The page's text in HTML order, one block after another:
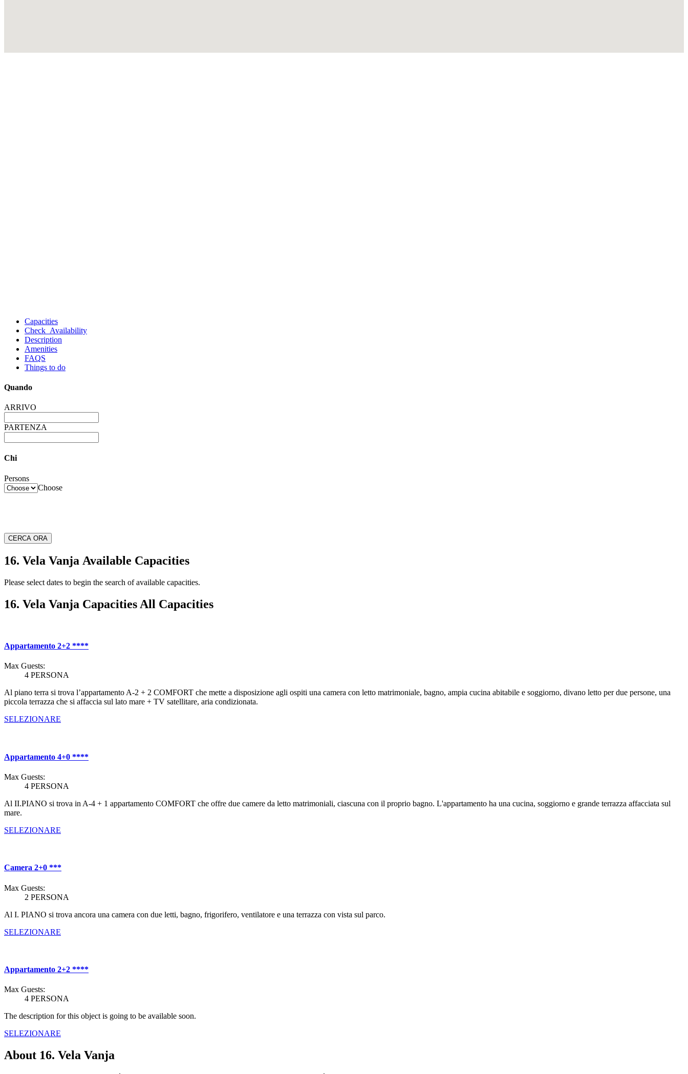
Capacities
Check Availability
Description
Amenities
FAQS
Things to do
Quando
ARRIVO
PARTENZA
Chi
Persons
Choose
CERCA ORA
16. Vela Vanja Available Capacities
Please select dates to begin the search of available capacities.
16. Vela Vanja Capacities All Capacities
Appartamento 2+2 ****
Max Guests:
4 PERSONA
Al piano terra si trova l’appartamento A-2 + 2 COMFORT che mette a disposizione agli ospiti una camera con letto matrimoniale, bagno, ampia cucina abitabile e soggiorno, divano letto per due persone, una
piccola terrazza che si affaccia sul lato mare + TV satellitare, aria condizionata.
SELEZIONARE
Appartamento 4+0 ****
Max Guests:
4 PERSONA
Al II.PIANO si trova in A-4 + 1 appartamento COMFORT che offre due camere da letto matrimoniali, ciascuna con il proprio bagno. L'appartamento ha una cucina, soggiorno e grande terrazza affacciata sul
mare.
SELEZIONARE
Camera 2+0 ***
Max Guests:
2 PERSONA
Al I. PIANO si trova ancora una camera con due letti, bagno, frigorifero, ventilatore e una terrazza con vista sul parco.
SELEZIONARE
Appartamento 2+2 ****
Max Guests:
4 PERSONA
The description for this object is going to be available soon.
SELEZIONARE
About 16. Vela Vanja